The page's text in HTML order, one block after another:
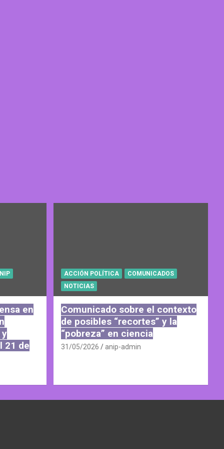
en
y
21 de
ACCIÓN POLÍTICA
COMUNICADOS
NOTICIAS
Comunicado sobre el contexto
de posibles “recortes” y la
“pobreza” en ciencia
31/05/2026 anip-admin